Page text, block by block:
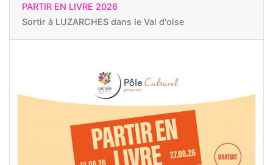
PARTIR EN LIVRE 2026
Sortir à LUZARCHES dans le Val d'oise